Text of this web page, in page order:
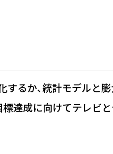
るか、統計モデルと
達成に向けてテレビ